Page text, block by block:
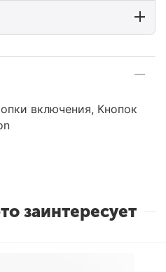
включения, Кнопок
заинтересует